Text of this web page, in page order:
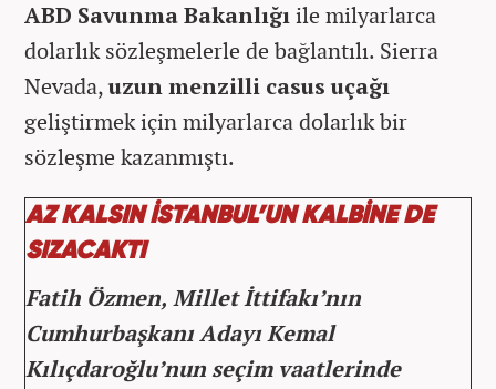
ABD Savunma Bakanlığıile milyarlarca
dolarlık sözleşmelerle de bağlantılı. Sierra
Nevada,uzun menzilli casus uçağı
geliştirmek için milyarlarca dolarlık bir
sözleşme kazanmıştı.
AZ KALSIN İSTANBUL’UN KALBİNE DE
SIZACAKTI
Fatih Özmen, Millet İttifakı’nın
Cumhurbaşkanı Adayı Kemal
Kılıçdaroğlu’nun seçim vaatlerinde